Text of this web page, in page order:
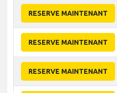
RESERVE MAINTENANT
RESERVE MAINTENANT
RESERVE MAINTENANT